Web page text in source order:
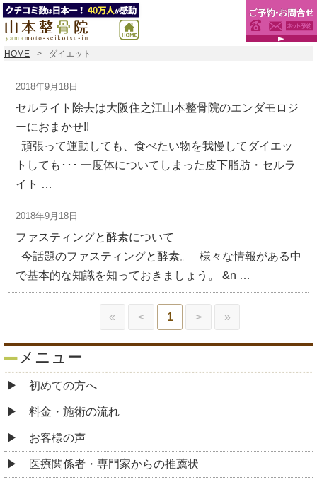
HOME ダイエット
2018年9月18日
セルライト除去は大阪住之江山本整骨院のエンダモロジ
ーにおまかせ!!
頑張って運動しても、食べたい物を我慢してダイエッ
トしても･･･ 一度体についてしまった皮下脂肪・セルラ
イト …
2018年9月18日
ファスティングと酵素について
今話題のファスティングと酵素。 様々な情報がある中
で基本的な知識を知っておきましょう。 &n …
« < 1 > »
メニュー
初めての方へ
料金・施術の流れ
お客様の声
医療関係者・専門家からの推薦状